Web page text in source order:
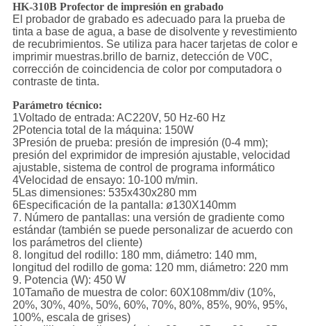
HK-310B Profector de impresión en grabado
El probador de grabado es adecuado para la prueba de
tinta a base de agua, a base de disolvente y revestimiento
de recubrimientos. Se utiliza para hacer tarjetas de color e
imprimir muestras.brillo de barniz, detección de V0C,
corrección de coincidencia de color por computadora o
contraste de tinta.
Parámetro técnico:
1Voltado de entrada: AC220V, 50 Hz-60 Hz
2Potencia total de la máquina: 150W
3Presión de prueba: presión de impresión (0-4 mm);
presión del exprimidor de impresión ajustable, velocidad
ajustable, sistema de control de programa informático
4Velocidad de ensayo: 10-100 m/min.
5Las dimensiones: 535x430x280 mm
6Especificación de la pantalla: ø130X140mm
7. Número de pantallas: una versión de gradiente como
estándar (también se puede personalizar de acuerdo con
los parámetros del cliente)
8. longitud del rodillo: 180 mm, diámetro: 140 mm,
longitud del rodillo de goma: 120 mm, diámetro: 220 mm
9. Potencia (W): 450 W
10Tamaño de muestra de color: 60X108mm/div (10%,
20%, 30%, 40%, 50%, 60%, 70%, 80%, 85%, 90%, 95%,
100%, escala de grises)